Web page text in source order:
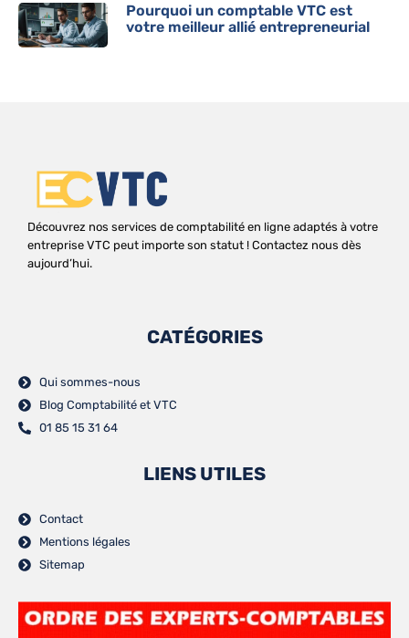
Pourquoi un comptable VTC est
votre meilleur allié entrepreneurial
Découvrez nos services de comptabilité en ligne adaptés à votre
entreprise VTC peut importe son statut ! Contactez nous dès
aujourd’hui.
CATÉGORIES
Qui sommes-nous
Blog Comptabilité et VTC
01 85 15 31 64
LIENS UTILES
Contact
Mentions légales
Sitemap